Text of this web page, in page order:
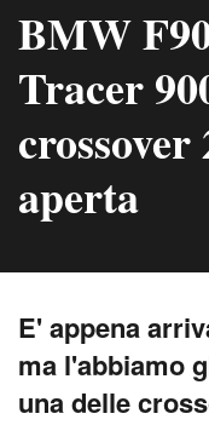
BMW
Tracer
crossover
aperta
E' appena
ma l'abbiamo
una delle